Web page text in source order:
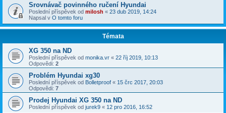
Srovnávač povinného ručení Hyundai
Poslední příspěvek od milosh « 23 dub 2019, 14:24
Napsal v O tomto foru
Témata
XG 350 na ND
Poslední příspěvek od monika.vr « 22 říj 2019, 10:13
Odpovědi: 2
Problém Hyundai xg30
Poslední příspěvek od Bolletproof « 15 črc 2017, 20:03
Odpovědi: 7
Prodej Hyundai XG 350 na ND
Poslední příspěvek od jurek9 « 12 pro 2016, 16:52